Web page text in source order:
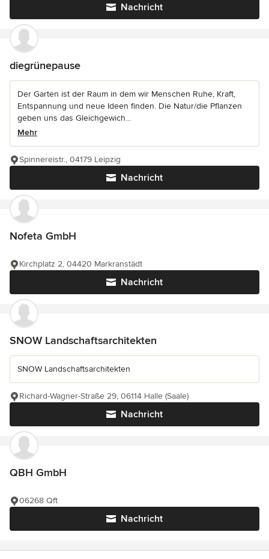
Nachricht
diegrünepause
Der Garten ist der Raum in dem wir Menschen Ruhe, Kraft,
Entspannung und neue Ideen finden. Die Natur/die Pflanzen
geben uns das Gleichgewich...
Mehr
Nachricht
Spinnereistr., 04179 Leipzig
Nofeta GmbH
Nachricht
Kirchplatz 2, 04420 Markranstädt
SNOW Landschaftsarchitekten
SNOW Landschaftsarchitekten
Nachricht
Richard-Wagner-Straße 29, 06114 Halle (Saale)
QBH GmbH
Nachricht
06268 Qft